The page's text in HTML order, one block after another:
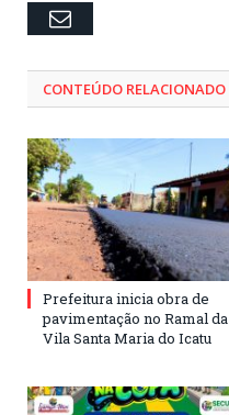
Email
CONTEÚDO RELACIONADO
Prefeitura inicia obra de
pavimentação no Ramal da
Vila Santa Maria do Icatu